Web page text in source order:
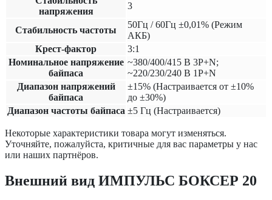
напряжения
3
Стабильность частоты
50Гц / 60Гц ±0,01% (Режим
АКБ)
Крест-фактор
3:1
Номинальное напряжение
байпаса
~380/400/415 В 3P+N;
~220/230/240 В 1P+N
Диапазон напряжений
байпаса
±15% (Настраивается от ±10%
до ±30%)
Диапазон частоты байпаса ±5 Гц (Настраивается)
Некоторые характеристики товара могут изменяться.
Уточняйте, пожалуйста, критичные для вас параметры у нас
или наших партнёров.
Внешний вид ИМПУЛЬС БОКСЕР 20